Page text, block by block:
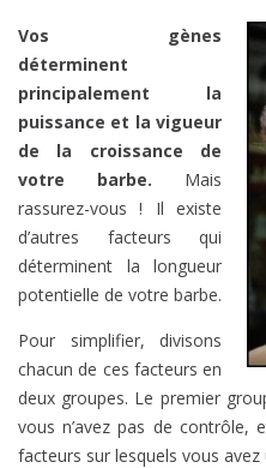
Vos gènes
déterminent
principalement la
puissance et la vigueur
de la croissance de
votre barbe. Mais
rassurez-vous ! Il existe
d’autres facteurs qui
déterminent la longueur
potentielle de votre barbe.
Pour simplifier, divisons
chacun de ces facteurs en
deux groupes. Le premier
vous n’avez pas de contrôle,
facteurs sur lesquels vous